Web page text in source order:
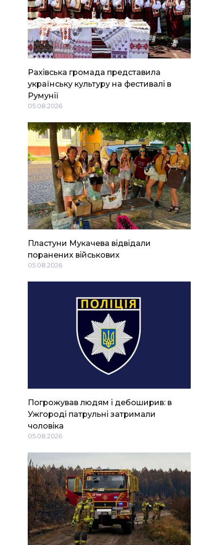
Рахівська громада представила
українську культуру на фестивалі в
Румунії
05.08.2026
Пластуни Мукачева відвідали
поранених військових
05.08.2026
Погрожував людям і дебоширив: в
Ужгороді патрульні затримали
чоловіка
05.08.2026